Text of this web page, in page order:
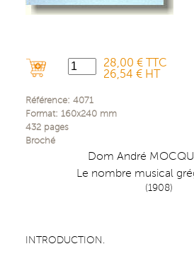
28,00 € TTC
26,54 € HT
Référence: 4071
Format: 160x240mm
432pages
Broché
Dom André
Le nombre musical
(1908)
INTRODUCTION.